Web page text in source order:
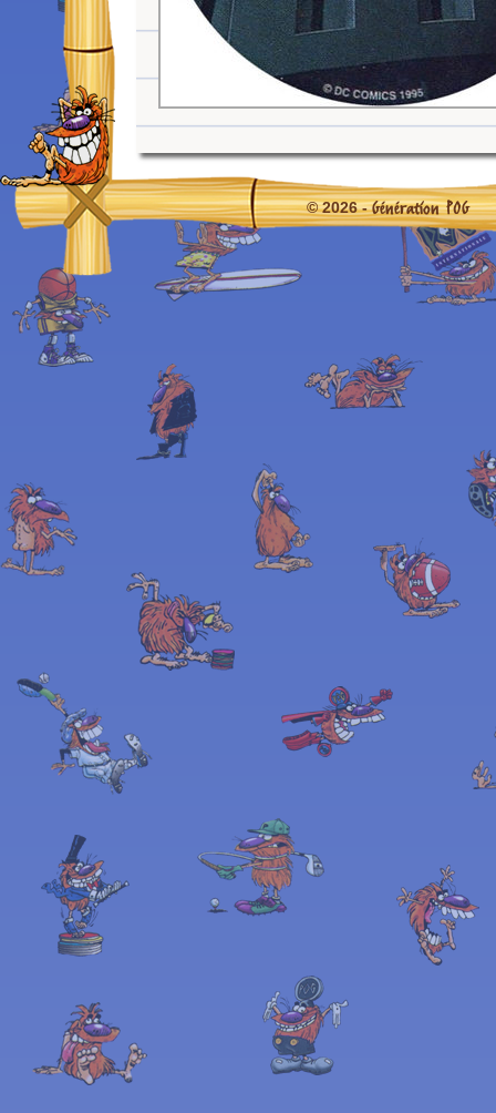
© 2026 -Génération POG